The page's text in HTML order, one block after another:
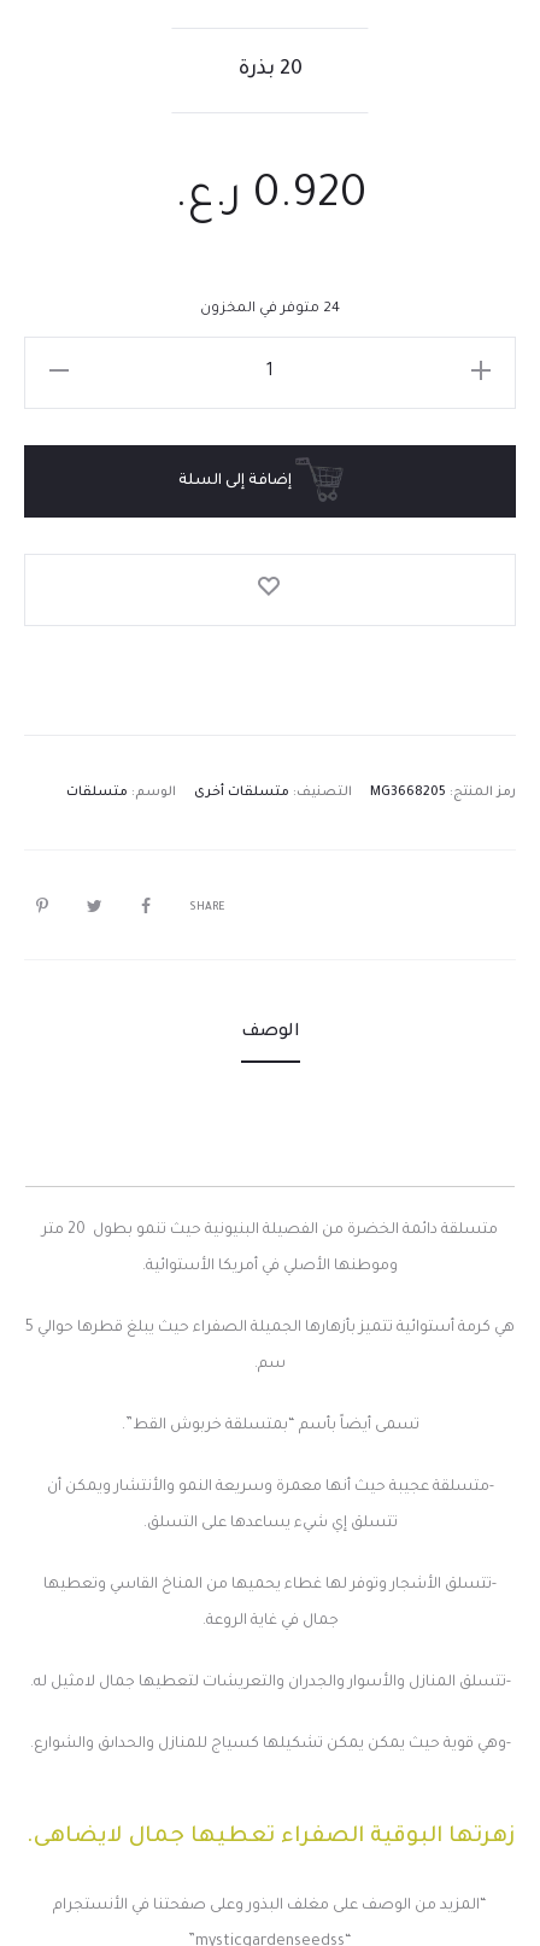
20 بذرة
0.920 ر.ع.
24 متوفر في المخزون
رمز المنتج: MG3668205 التصنيف: متسلقات أخرى الوسم: متسلقات
SHARE
الوصف
متسلقة دائمة الخضرة من الفصيلة البنيونية حيث تنمو بطول 20 متر
وموطنها الأصلي في أمريكا الأستوائية.
هي كرمة أستوائية تتميز بأزهارها الجميلة الصفراء حيث يبلغ قطرها حوالي 5
سم.
تسمى أيضاً بأسم “بمتسلقة خربوش القط”.
-متسلقة عجيبة حيث أنها معمرة وسريعة النمو والأنتشار ويمكن أن
تتسلق إي شيء يساعدها على التسلق.
-تتسلق الأشجار وتوفر لها غطاء يحميها من المناخ القاسي وتعطيها
جمال في غاية الروعة.
-تتسلق المنازل والأسوار والجدران والتعريشات لتعطيها جمال لامثيل له.
-وهي قوية حيث يمكن يمكن تشكيلها كسياج للمنازل والحداىق والشوارع.
زهرتها البوقية الصفراء تعطيها جمال لايضاهى.
“المزيد من الوصف على مغلف البذور وعلى صفحتنا في الأنستجرام
“mysticgardenseedss”